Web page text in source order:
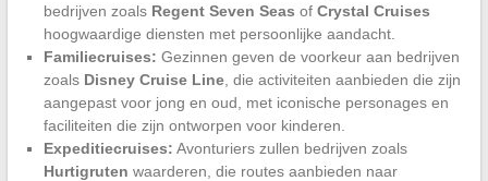
bedrijven zoals Regent Seven Seas of Crystal Cruises
hoogwaardige diensten met persoonlijke aandacht.
Familiecruises: Gezinnen geven de voorkeur aan bedrijven
zoals Disney Cruise Line, die activiteiten aanbieden die zijn
aangepast voor jong en oud, met iconische personages en
faciliteiten die zijn ontworpen voor kinderen.
Expeditiecruises: Avonturiers zullen bedrijven zoals
Hurtigruten waarderen, die routes aanbieden naar